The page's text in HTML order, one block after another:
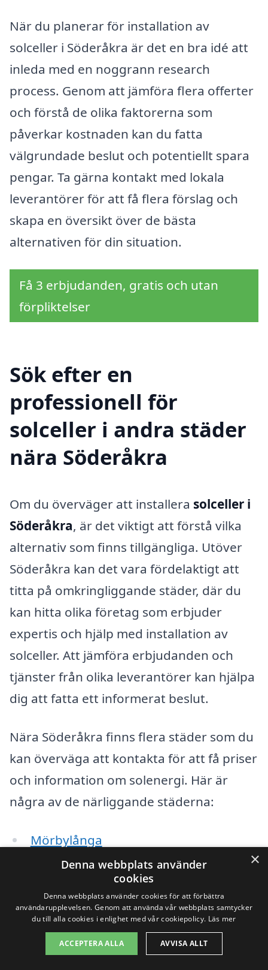
När du planerar för installation av
solceller i Söderåkra är det en bra idé att
inleda med en noggrann research
process. Genom att jämföra flera offerter
och förstå de olika faktorerna som
påverkar kostnaden kan du fatta
välgrundade beslut och potentiellt spara
pengar. Ta gärna kontakt med lokala
leverantörer för att få flera förslag och
skapa en översikt över de bästa
alternativen för din situation.
Få 3 erbjudanden, gratis och utan
förpliktelser
Sök efter en
professionell för
solceller i andra städer
nära Söderåkra
Om du överväger att installera solceller i
Söderåkra, är det viktigt att förstå vilka
alternativ som finns tillgängliga. Utöver
Söderåkra kan det vara fördelaktigt att
titta på omkringliggande städer, där du
kan hitta olika företag som erbjuder
expertis och hjälp med installation av
solceller. Att jämföra erbjudanden och
tjänster från olika leverantörer kan hjälpa
dig att fatta ett informerat beslut.
Nära Söderåkra finns flera städer som du
kan överväga att kontakta för att få priser
och information om solenergi. Här är
några av de närliggande städerna:
Mörbylånga
Kalmar
Borgholm
Torsås
Färjestaden
×
Denna webbplats använder
cookies
Denna webbplats använder cookies för att förbättra
användarupplevelsen. Genom att använda vår webbplats samtycker
du till alla cookies i enlighet med vår cookiepolicy. Läs mer
ACCEPTERA ALLA AVVISA ALLT